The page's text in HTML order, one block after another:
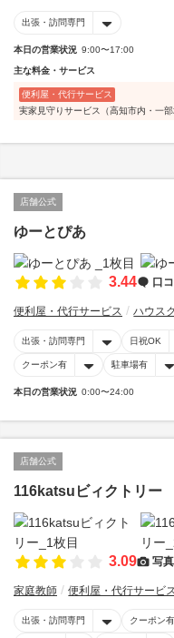
出張・訪問専門
本日の営業状況 9:00〜17:00
主な料金・サービス
便利屋・代行サービス
実家見守りサービス（高知市内・一部
店舗公式
ゆーとぴあ
3.44 口
便利屋・代行サービス ハウス
出張・訪問専門 日祝OK
クーポン有 駐車場有
本日の営業状況 0:00〜24:00
店舗公式
116katsuビィクトリー
3.09 写真
家庭教師 便利屋・代行サービ
出張・訪問専門 クーポン有